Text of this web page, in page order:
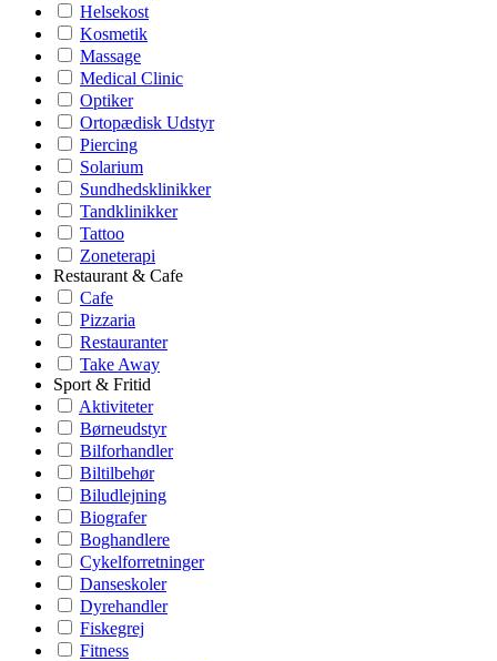
Helsekost
Kosmetik
Massage
Medical Clinic
Optiker
Ortopædisk Udstyr
Piercing
Solarium
Sundhedsklinikker
Tandklinikker
Tattoo
Zoneterapi
Restaurant & Cafe
Cafe
Pizzaria
Restauranter
Take Away
Sport & Fritid
Aktiviteter
Børneudstyr
Bilforhandler
Biltilbehør
Biludlejning
Biografer
Boghandlere
Cykelforretninger
Danseskoler
Dyrehandler
Fiskegrej
Fitness